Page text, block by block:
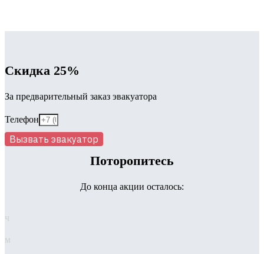
Скидка 25%
За предварительный заказ эвакуатора
Телефон
Вызвать эвакуатор
Поторопитесь
До конца акции осталось:
ч
м